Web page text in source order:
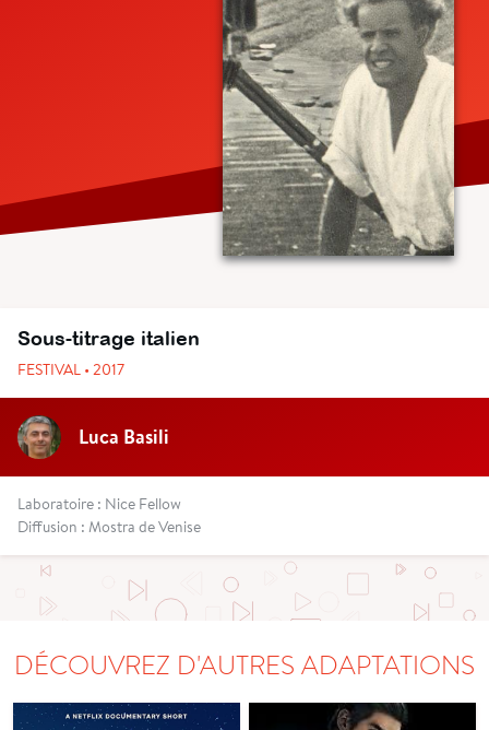
Sous-titrage italien
FESTIVAL • 2017
Luca Basili
Laboratoire : Nice Fellow
Diffusion : Mostra de Venise
DÉCOUVREZ D'AUTRES ADAPTATIONS